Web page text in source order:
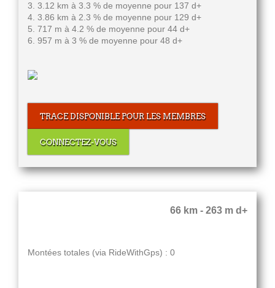
3. 3.12 km à 3.3 % de moyenne pour 137 d+
4. 3.86 km à 2.3 % de moyenne pour 129 d+
5. 717 m à 4.2 % de moyenne pour 44 d+
6. 957 m à 3 % de moyenne pour 48 d+
TRACE DISPONIBLE POUR LES MEMBRES
CONNECTEZ-VOUS
66 km - 263 m d+
Montées totales (via RideWithGps) : 0